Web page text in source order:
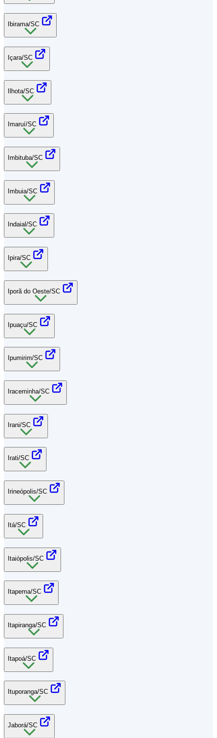
Ibirama/SC
Içara/SC
Ilhota/SC
Imaruí/SC
Imbituba/SC
Imbuia/SC
Indaial/SC
Ipira/SC
Iporã do Oeste/SC
Ipuaçu/SC
Ipumirim/SC
Iraceminha/SC
Irani/SC
Irati/SC
Irineópolis/SC
Itá/SC
Itaiópolis/SC
Itapema/SC
Itapiranga/SC
Itapoá/SC
Ituporanga/SC
Jaborá/SC